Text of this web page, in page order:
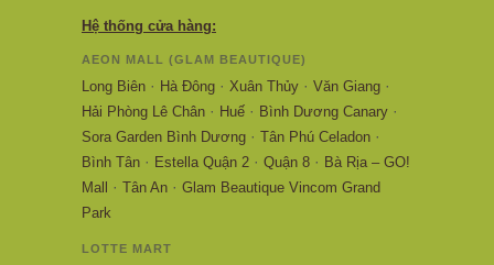
Hệ thống cửa hàng:
AEON MALL (GLAM BEAUTIQUE)
Long Biên · Hà Đông · Xuân Thủy · Văn Giang ·
Hải Phòng Lê Chân · Huế · Bình Dương Canary ·
Sora Garden Bình Dương · Tân Phú Celadon ·
Bình Tân · Estella Quận 2 · Quận 8 · Bà Rịa – GO!
Mall
· Tân An · Glam Beautique Vincom Grand
Park
LOTTE MART